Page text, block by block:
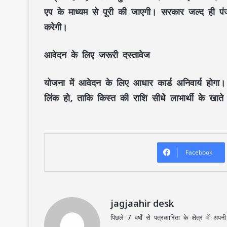
एप के माध्यम से पूरी की जाएगी। सरकार जल्द ही
करेगी।
आवेदन के लिए जरूरी दस्तावेज
योजना में आवेदन के लिए आधार कार्ड अनिवार्य
लिंक हो, ताकि किस्त की राशि सीधे लाभार्थी के
Facebook
jagjaahir desk
पिछले 7 वर्षों से पत्रकारिता के क्षेत्र में